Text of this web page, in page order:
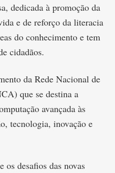
dedicada à promoção da
e de reforço da literacia
do conhecimento e tem
cidadãos.
da Rede Nacional de
que se destina a
avançada às
tecnologia, inovação e
os desafios das novas